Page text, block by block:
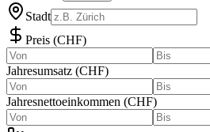
Stadt
Preis (CHF)
Jahresumsatz (CHF)
Jahresnettoeinkommen (CHF)